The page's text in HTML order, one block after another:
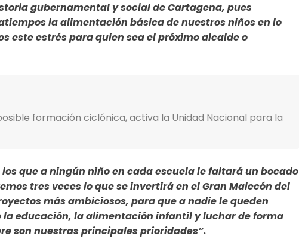
gubernamental y social de Cartagena, pues
la alimentación básica de nuestros niños en lo
este estrés para quien sea el próximo alcalde o
formación ciclónica, activa la Unidad Nacional para la
que a ningún niño en cada escuela le faltará un bocado
tres veces lo que se invertirá en el Gran Malecón del
más ambiciosos, para que a nadie le queden
la educación, la alimentación infantil y luchar de forma
son nuestras principales prioridades”.